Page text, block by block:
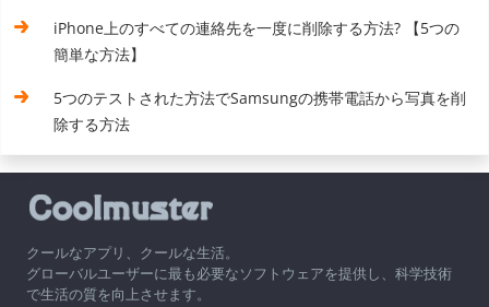
iPhone上のすべての連絡先を一度に削除する方法? 【5つの
簡単な方法】
5つのテストされた方法でSamsungの携帯電話から写真を削
除する方法
クールなアプリ、クールな生活。
グローバルユーザーに最も必要なソフトウェアを提供し、科学技術
で生活の質を向上させます。